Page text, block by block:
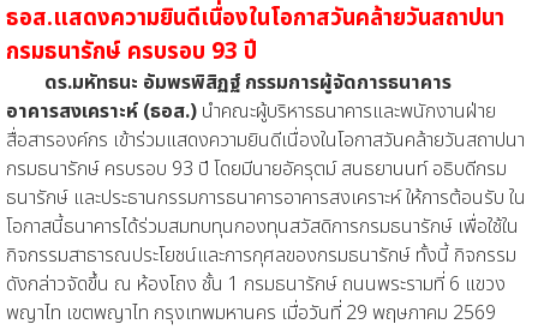
ธอส.แสดงความยินดีเนื่องในโอกาสวันคล้ายวันสถาปนา
กรมธนารักษ์ ครบรอบ 93 ปี
ดร.มหัทธนะ อัมพรพิสิฏฐ์ กรรมการผู้จัดการธนาคาร
อาคารสงเคราะห์ (ธอส.) นำคณะผู้บริหารธนาคารและพนักงานฝ่าย
สื่อสารองค์กร เข้าร่วมแสดงความยินดีเนื่องในโอกาสวันคล้ายวันสถาปนา
กรมธนารักษ์ ครบรอบ 93 ปี โดยมีนายอัครุตม์ สนธยานนท์ อธิบดีกรม
ธนารักษ์ และประธานกรรมการธนาคารอาคารสงเคราะห์ ให้การต้อนรับ ใน
โอกาสนี้ธนาคารได้ร่วมสมทบทุนกองทุนสวัสดิการกรมธนารักษ์ เพื่อใช้ใน
กิจกรรมสาธารณประโยชน์และการกุศลของกรมธนารักษ์ ทั้งนี้ กิจกรรม
ดังกล่าวจัดขึ้น ณ ห้องโถง ชั้น 1 กรมธนารักษ์ ถนนพระรามที่ 6 แขวง
พญาไท เขตพญาไท กรุงเทพมหานคร เมื่อวันที่ 29 พฤษภาคม 2569